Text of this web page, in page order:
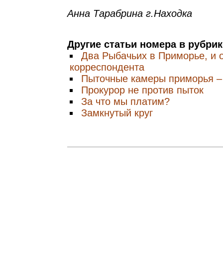
Анна Тарабрина г.Находка
Другие статьи номера в
Два Рыбачьих в Приморье, и
корреспондента
Пыточные камеры приморья
Прокурор не против пыток
За что мы платим?
Замкнутый круг